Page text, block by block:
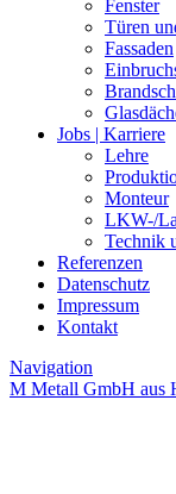
Fenster
Türen
Fassaden
Jobs | Karriere
Lehre
Monteur
LKW-/
Technik
Referenzen
Datenschutz
Impressum
Kontakt
Navigation
M Metall GmbH aus